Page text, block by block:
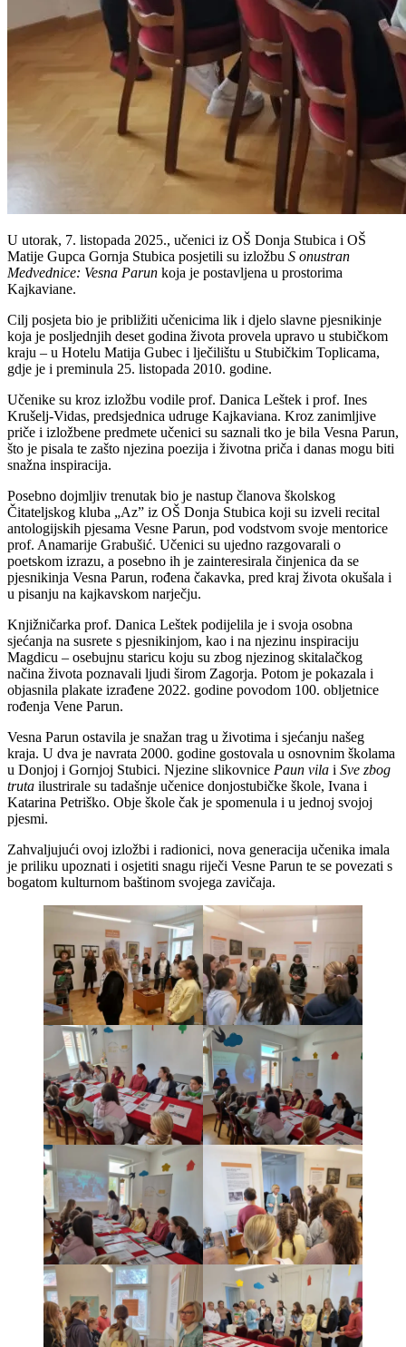
U utorak, 7. listopada 2025., učenici iz OŠ Donja Stubica i OŠ
Matije Gupca Gornja Stubica posjetili su izložbu S onustran
Medvednice: Vesna Parun koja je postavljena u prostorima
Kajkaviane.
Cilj posjeta bio je približiti učenicima lik i djelo slavne pjesnikinje
koja je posljednjih deset godina života provela upravo u stubičkom
kraju – u Hotelu Matija Gubec i lječilištu u Stubičkim Toplicama,
gdje je i preminula 25. listopada 2010. godine.
Učenike su kroz izložbu vodile prof. Danica Leštek i prof. Ines
Krušelj-Vidas, predsjednica udruge Kajkaviana. Kroz zanimljive
priče i izložbene predmete učenici su saznali tko je bila Vesna Parun,
što je pisala te zašto njezina poezija i životna priča i danas mogu biti
snažna inspiracija.
Posebno dojmljiv trenutak bio je nastup članova školskog
Čitateljskog kluba „Az” iz OŠ Donja Stubica koji su izveli recital
antologijskih pjesama Vesne Parun, pod vodstvom svoje mentorice
prof. Anamarije Grabušić. Učenici su ujedno razgovarali o
poetskom izrazu, a posebno ih je zainteresirala činjenica da se
pjesnikinja Vesna Parun, rođena čakavka, pred kraj života okušala i
u pisanju na kajkavskom narječju.
Knjižničarka prof. Danica Leštek podijelila je i svoja osobna
sjećanja na susrete s pjesnikinjom, kao i na njezinu inspiraciju
Magdicu – osebujnu staricu koju su zbog njezinog skitalačkog
načina života poznavali ljudi širom Zagorja. Potom je pokazala i
objasnila plakate izrađene 2022. godine povodom 100. obljetnice
rođenja Vene Parun.
Vesna Parun ostavila je snažan trag u životima i sjećanju našeg
kraja. U dva je navrata 2000. godine gostovala u osnovnim školama
u Donjoj i Gornjoj Stubici. Njezine slikovnice Paun vila i Sve zbog
truta ilustrirale su tadašnje učenice donjostubičke škole, Ivana i
Katarina Petriško. Obje škole čak je spomenula i u jednoj svojoj
pjesmi.
Zahvaljujući ovoj izložbi i radionici, nova generacija učenika imala
je priliku upoznati i osjetiti snagu riječi Vesne Parun te se povezati s
bogatom kulturnom baštinom svojega zavičaja.